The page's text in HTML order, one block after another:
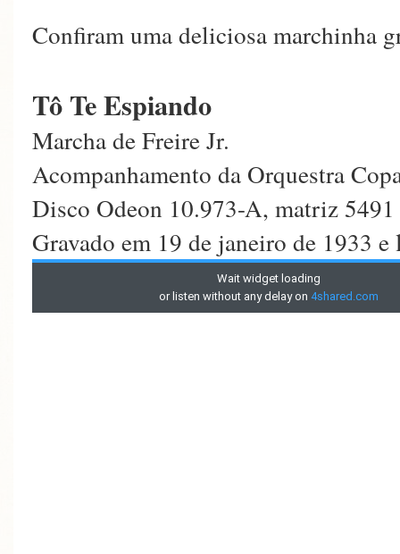
Confiram uma deliciosa marchinha
Tô Te Espiando
Marcha de Freire Jr.
Acompanhamento da Orquestra
Disco Odeon 10.973-A, matriz 5491
Gravado em 19 de janeiro de 1933